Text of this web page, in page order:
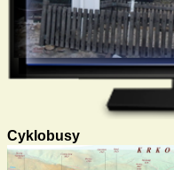
Cyklobusy